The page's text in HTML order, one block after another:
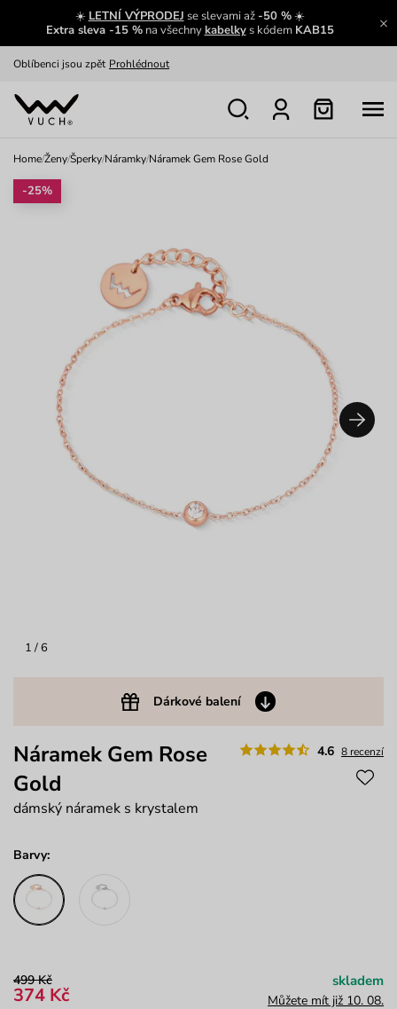
☀️ LETNÍ VÝPRODEJ se slevami až -50 %☀️
Extra sleva -15 %na všechnykabelkys kódem KAB15
Výměna a vrácení zdarma Zobrazit
Oblíbenci jsou zpět Prohlédnout
Nech se inspirovat
Home/Ženy/Šperky/Náramky/Náramek Gem Rose Gold
1 / 6
Dárkové balení
-25%
4.6 8 recenzí
Náramek Gem Rose
Gold
dámský náramek s krystalem
Barvy:
499 Kč
374 Kč
skladem
Můžete mít již 10. 08.